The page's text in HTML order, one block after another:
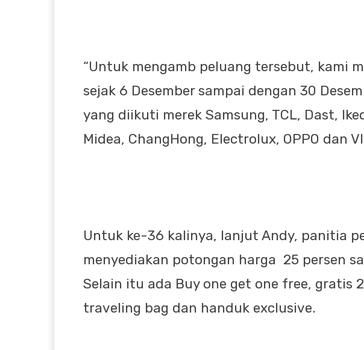
“Untuk mengamb peluang tersebut, kami
sejak 6 Desember sampai dengan 30
yang diikuti merek Samsung, TCL, Dast,
Midea, ChangHong, Electrolux, OPPO dan
Untuk ke-36 kalinya, lanjut Andy, panitia
menyediakan potongan harga 25 persen
Selain itu ada Buy one get one free, gratis
traveling bag dan handuk exclusive.